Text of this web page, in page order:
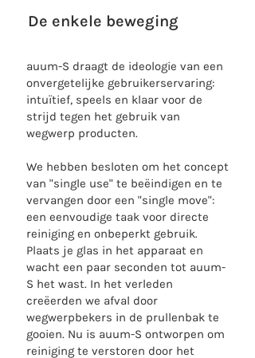
De enkele beweging
auum-S draagt de ideologie van een
onvergetelijke gebruikerservaring:
intuïtief, speels en klaar voor de
strijd tegen het gebruik van
wegwerp producten.
We hebben besloten om het concept
van "single use" te beëindigen en te
vervangen door een "single move":
een eenvoudige taak voor directe
reiniging en onbeperkt gebruik.
Plaats je glas in het apparaat en
wacht een paar seconden tot auum-
S het wast. In het verleden
creëerden we afval door
wegwerpbekers in de prullenbak te
gooien. Nu is auum-S ontworpen om
reiniging te verstoren door het